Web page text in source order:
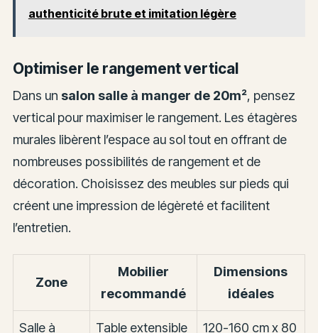
authenticité brute et imitation légère
Optimiser le rangement vertical
Dans un salon salle à manger de 20m², pensez
vertical pour maximiser le rangement. Les étagères
murales libèrent l’espace au sol tout en offrant de
nombreuses possibilités de rangement et de
décoration. Choisissez des meubles sur pieds qui
créent une impression de légèreté et facilitent
l’entretien.
Zone
Mobilier
recommandé
Dimensions
idéales
Salle à Table extensible 120-160 cm x 80